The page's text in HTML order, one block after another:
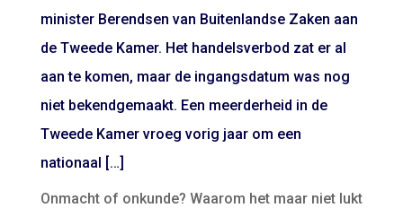
minister Berendsen van Buitenlandse Zaken aan
de Tweede Kamer. Het handelsverbod zat er al
aan te komen, maar de ingangsdatum was nog
niet bekendgemaakt. Een meerderheid in de
Tweede Kamer vroeg vorig jaar om een
nationaal […]
Onmacht of onkunde? Waarom het maar niet lukt